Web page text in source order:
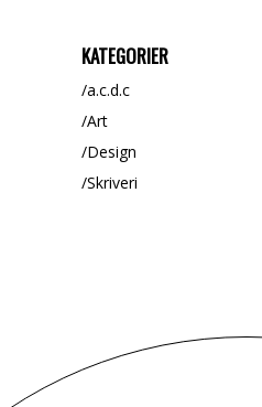
KATEGORIER
a.c.d.c
Art
Design
Skriveri